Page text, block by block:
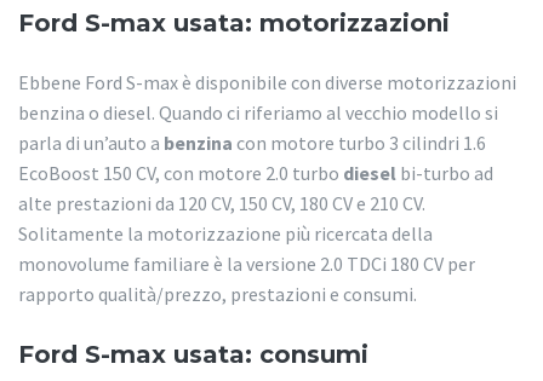
Ford S-max usata: motorizzazioni
Ebbene Ford S-max è disponibile con diverse motorizzazioni
benzina o diesel. Quando ci riferiamo al vecchio modello si
parla di un’auto a benzina con motore turbo 3 cilindri 1.6
EcoBoost 150 CV, con motore 2.0 turbo diesel bi-turbo ad
alte prestazioni da 120 CV, 150 CV, 180 CV e 210 CV.
Solitamente la motorizzazione più ricercata della
monovolume familiare è la versione 2.0 TDCi 180 CV per
rapporto qualità/prezzo, prestazioni e consumi.
Ford S-max usata: consumi